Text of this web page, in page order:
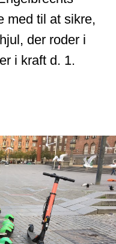
med til at sikre,
der roder i
i kraft d. 1.